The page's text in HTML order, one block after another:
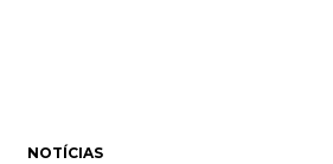
NOTÍCIAS